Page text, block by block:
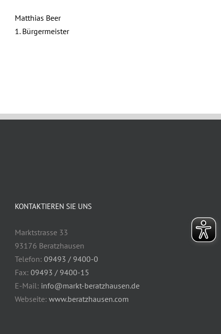
Matthias Beer
1. Bürgermeister
KONTAKTIEREN SIE UNS
Marktstrasse 33
93176 Beratzhausen
Telefon: 09493 / 9400-0
Fax: 09493 / 9400-15
E-Mail: info@markt-beratzhausen.de
Webseite: www.beratzhausen.com